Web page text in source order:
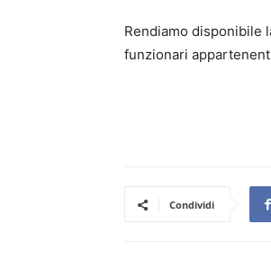
Rendiamo disponibile
funzionari
Condividi